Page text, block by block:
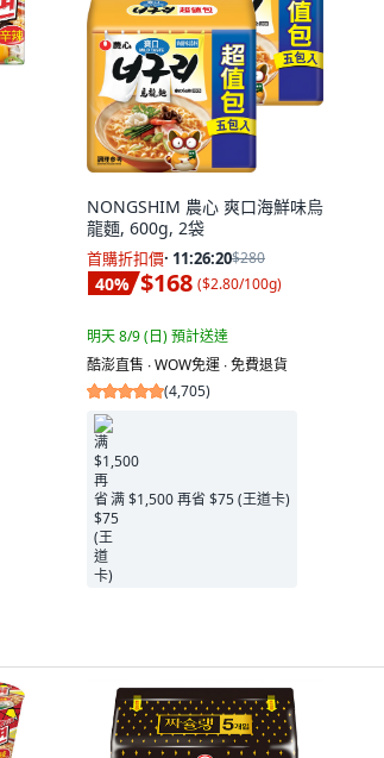
NONGSHIM 農心 爽口海鮮味烏
龍麵, 600g, 2袋
首購折扣價· 11:26:19$280
40% $168 ($2.80/100g)
明天 8/9 (日)預計送達
酷澎直售 ∙ WOW免運 ∙ 免費退貨
(4,705)
满 $1,500 再省 $75 (王道卡)